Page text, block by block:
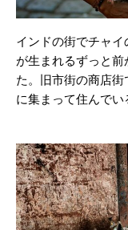
インドの街でチャ
が生まれるずっと
た。旧市街の商店街
に集まって住んでい